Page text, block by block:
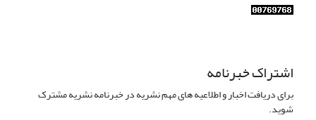
اشتراک خبرنامه
برای دریافت اخبار و اطلاعیه های مهم نشریه در خبرنامه نشریه مشترک
شوید.